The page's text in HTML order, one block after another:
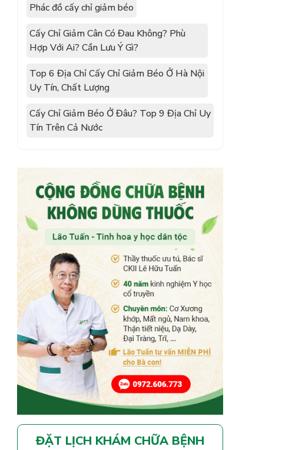
Phác đồ cấy chỉ giảm béo
Cấy Chỉ Giảm Cân Có Đau Không? Phù
Hợp Với Ai? Cần Lưu Ý Gì?
Top 6 Địa Chỉ Cấy Chỉ Giảm Béo Ở Hà Nội
Uy Tín, Chất Lượng
Cấy Chỉ Giảm Béo Ở Đâu? Top 9 Địa Chỉ Uy
Tín Trên Cả Nước
ĐẶT LỊCH KHÁM CHỮA BỆNH